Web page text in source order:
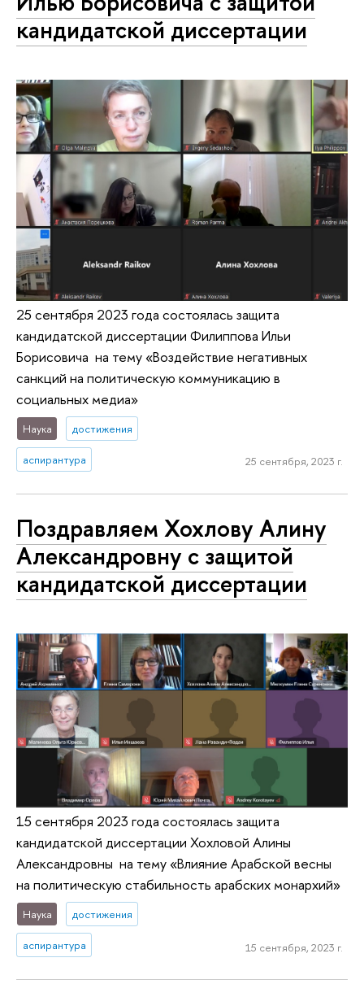
кандидатской диссертации
25 сентября 2023 года состоялась защита
кандидатской диссертации Филиппова Ильи
Борисовича на тему «Воздействие негативных
санкций на политическую коммуникацию в
социальных медиа»
Наука достижения
аспирантура 25 сентября, 2023 г.
Поздравляем Хохлову Алину
Александровну с защитой
кандидатской диссертации
15 сентября 2023 года состоялась защита
кандидатской диссертации Хохловой Алины
Александровны на тему «Влияние Арабской весны
на политическую стабильность арабских монархий»
Наука достижения
аспирантура 15 сентября, 2023 г.